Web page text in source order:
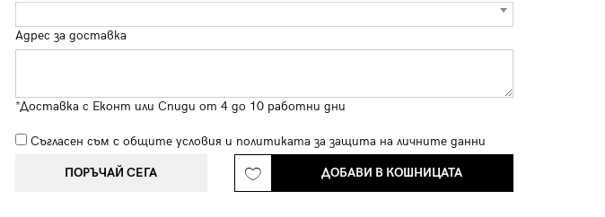
Адрес за доставка
*Доставка с Еконт или Спиди от 4 до 10 работни дни
Съгласен съм с общите условия и политиката за защита на личните данни
ПОРЪЧАЙ СЕГА ДОБАВИ В КОШНИЦАТА